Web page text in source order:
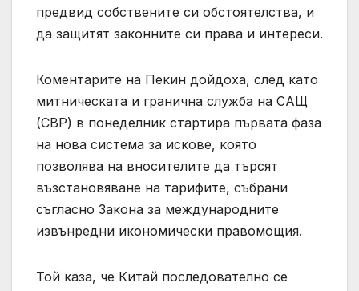
предвид собствените си обстоятелства, и
да защитят законните си права и интереси.
Коментарите на Пекин дойдоха, след като
митническата и гранична служба на САЩ
(CBP) в понеделник стартира първата фаза
на нова система за искове, която
позволява на вносителите да търсят
възстановяване на тарифите, събрани
съгласно Закона за международните
извънредни икономически правомощия.
Той каза, че Китай последователно се